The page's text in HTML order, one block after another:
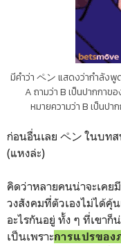
มีคำว่า ペン แสดงว่ากำลังพู
A ถามว่า B เป็นปากกาข
หมายความว่า B เป็นปา
ก่อนอื่นเลย ペン ในบท
(แหงล่ะ)
คิดว่าหลายคนน่าจะเคย
วงสังคมที่ตัวเองไม่ได้คุ้น
อะไรกันอยู่ ทั้ง ๆ ที่เขา
เป็นเพราะการแปรของ